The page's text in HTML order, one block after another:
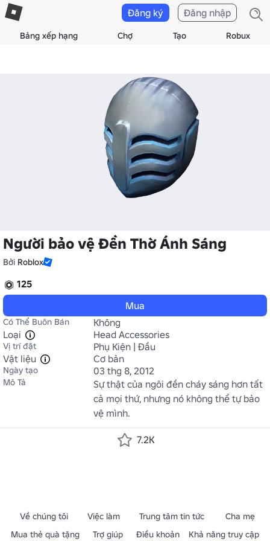
Bảng xếp hạng Chợ Tạo Robux
Đăng ký Đăng nhập
Người bảo vệ Đền Thờ Ánh Sáng
Bởi Roblox
125
Mua
Có Thể Buôn Bán
Không
Loại
Head Accessories
Vị trí đặt
Phụ Kiện | Đầu
Vật liệu
Cơ bản
Ngày tạo 03 thg 8, 2012
Mô Tả
Sự thật của ngôi đền cháy sáng hơn tất
cả mọi thứ, nhưng nó không thể tự bảo
vệ mình.
7.2K
Về chúng tôi Việc làm Trung tâm tin tức
Cha mẹ
Mua thẻ quà tặng
Trợ giúp Điều khoản Khả năng truy cập